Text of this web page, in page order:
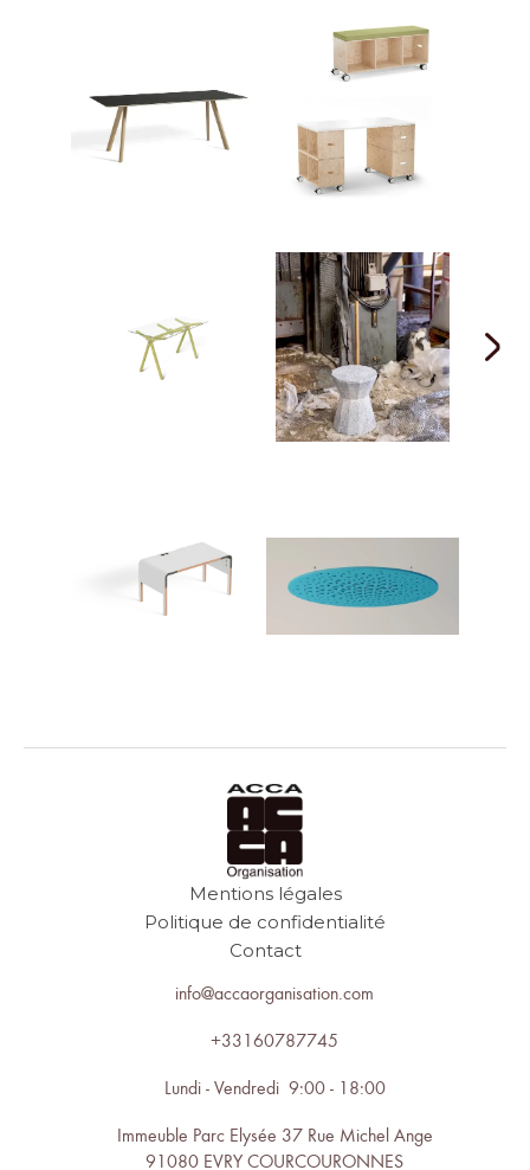
Mentions légales
Politique de confidentialité
Contact
info@accaorganisation.com
+33160787745
Lundi - Vendredi 9:00 - 18:00
Immeuble Parc Elysée 37 Rue Michel Ange
91080 EVRY COURCOURONNES